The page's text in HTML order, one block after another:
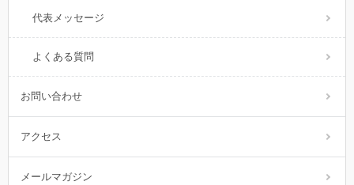
代表メッセージ
よくある質問
お問い合わせ
アクセス
メールマガジン